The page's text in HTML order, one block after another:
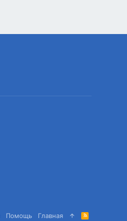
Помощь Главная
R